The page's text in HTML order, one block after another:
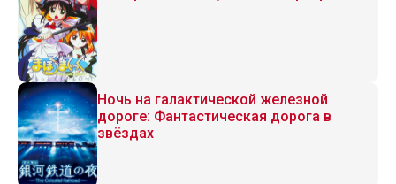
Ночь на галактической железной
дороге: Фантастическая дорога в
звёздах